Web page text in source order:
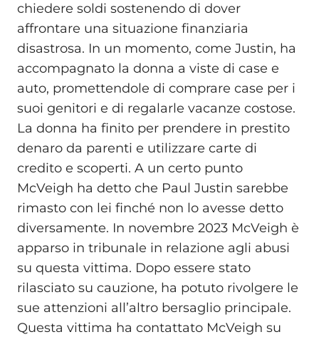
chiedere soldi sostenendo di dover
affrontare una situazione finanziaria
disastrosa. In un momento, come Justin, ha
accompagnato la donna a viste di case e
auto, promettendole di comprare case per i
suoi genitori e di regalarle vacanze costose.
La donna ha finito per prendere in prestito
denaro da parenti e utilizzare carte di
credito e scoperti. A un certo punto
McVeigh ha detto che Paul Justin sarebbe
rimasto con lei finché non lo avesse detto
diversamente. In novembre 2023 McVeigh è
apparso in tribunale in relazione agli abusi
su questa vittima. Dopo essere stato
rilasciato su cauzione, ha potuto rivolgere le
sue attenzioni all’altro bersaglio principale.
Questa vittima ha contattato McVeigh su